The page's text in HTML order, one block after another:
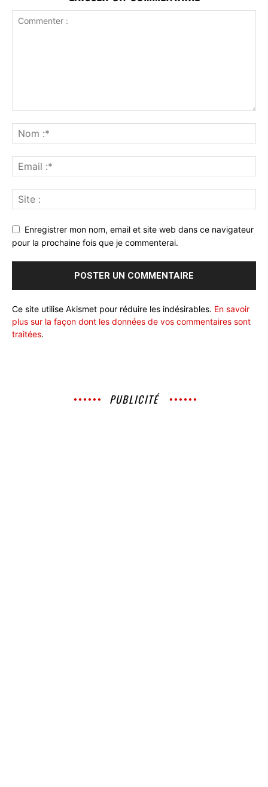
Enregistrer mon nom, email et site web dans ce navigateur
pour la prochaine fois que je commenterai.
Ce site utilise Akismet pour réduire les indésirables. En savoir
plus sur la façon dont les données de vos commentaires sont
traitées.
PUBLICITÉ